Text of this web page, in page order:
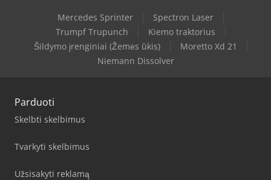
Mercedes Sprinter
Spectron Laser
Trumpf Trupunch
Kiemo traktorius
Šildymo įrenginiai (Žemės ūkis)
Moretto Xd 21
Niemann Dissolver
Parduoti
Skelbti skelbimus
Tvarkyti skelbimus
Užsisakyti reklamą